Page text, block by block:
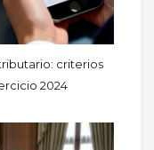
criterios
2024